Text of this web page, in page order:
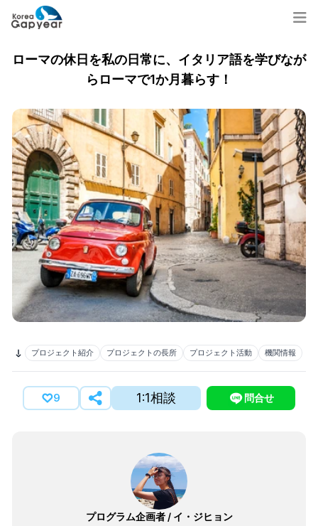
ローマの休日を私の日常に、イタリア語を学びなが
らローマで1か月暮らす！
プロジェクト紹介 プロジェクトの長所 プロジェクト活動 機関情報
9 1:1相談 問合せ
プログラム企画者/ イ・ジヒョン